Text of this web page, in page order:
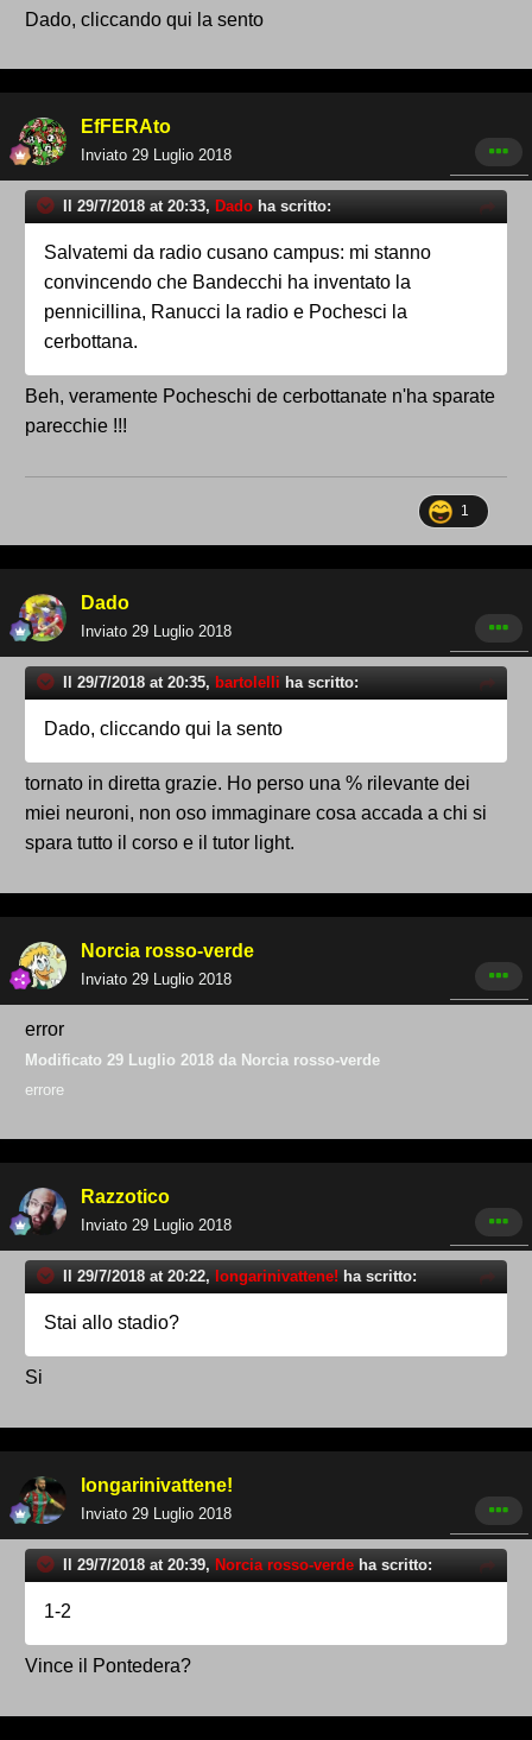
Dado, cliccando qui la sento
EfFERAto
Inviato 29 Luglio 2018
Il 29/7/2018 at 20:33, Dado ha scritto:
Salvatemi da radio cusano campus: mi stanno
convincendo che Bandecchi ha inventato la
pennicillina, Ranucci la radio e Pochesci la
cerbottana.
Beh, veramente Pocheschi de cerbottanate n'ha sparate
parecchie !!!
1
Dado
Inviato 29 Luglio 2018
Il 29/7/2018 at 20:35, bartolelli ha scritto:
Dado, cliccando qui la sento
tornato in diretta grazie. Ho perso una % rilevante dei
miei neuroni, non oso immaginare cosa accada a chi si
spara tutto il corso e il tutor light.
Norcia rosso-verde
Inviato 29 Luglio 2018
error
Modificato 29 Luglio 2018 da Norcia rosso-verde
errore
Razzotico
Inviato 29 Luglio 2018
Il 29/7/2018 at 20:22, longarinivattene! ha scritto:
Stai allo stadio?
Si
longarinivattene!
Inviato 29 Luglio 2018
Il 29/7/2018 at 20:39, Norcia rosso-verde ha scritto:
1-2
Vince il Pontedera?